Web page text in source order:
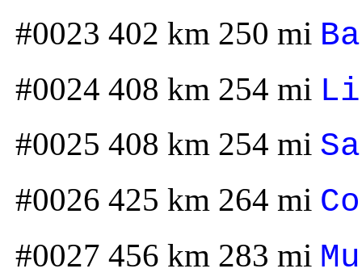
#0023 402 km 250 mi
#0024 408 km 254 mi
#0025 408 km 254 mi
#0026 425 km 264 mi
#0027 456 km 283 mi